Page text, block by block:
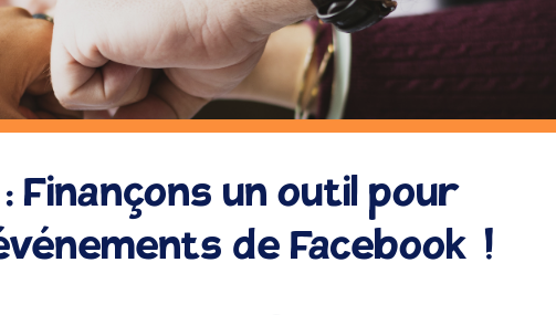
Finançons un outil pour
de Facebook !